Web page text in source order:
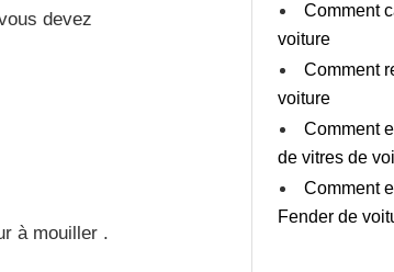
devez
à mouiller .
Comment
voiture
Comment
voiture
Comment
de vitres de
Comment
Fender de